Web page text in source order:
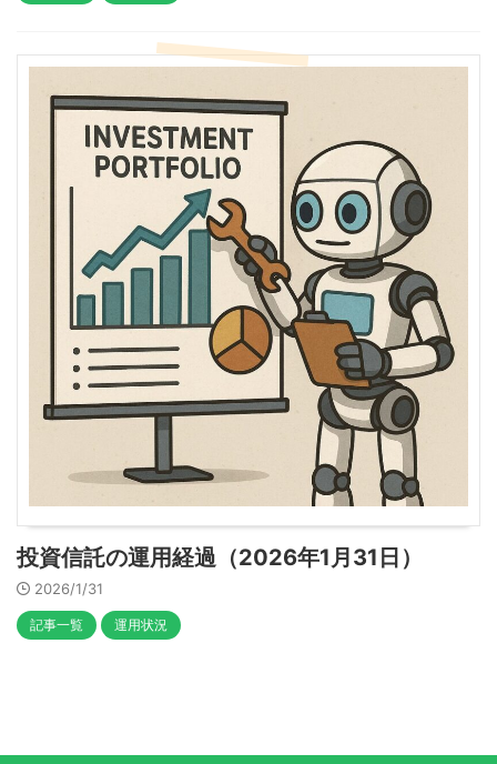
投資信託の運用経過（2026年1月31日）
2026/1/31
記事一覧 運用状況